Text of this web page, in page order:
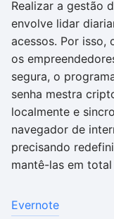
Realizar a gestão
envolve lidar
acessos. Por isso,
os
segura, o
senha mestra
localmente e
navegador de
precisando
mantê-las em
Evernote